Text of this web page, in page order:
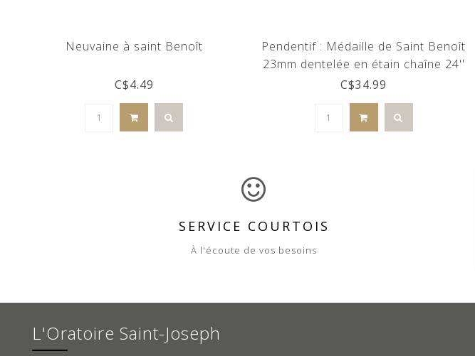
Neuvaine à saint Benoît
C$4.49
Pendentif : Médaille de Saint Benoît
23mm dentelée en étain chaîne 24''
C$34.99
SERVICE COURTOIS
À l'écoute de vos besoins
L'Oratoire Saint-Joseph